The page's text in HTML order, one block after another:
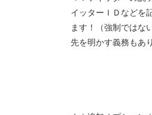
イッターＩＤなどを
ます！（強制ではな
先を明かす義務もあ